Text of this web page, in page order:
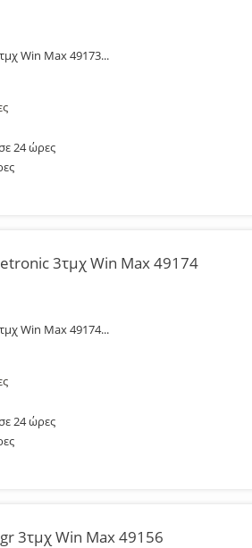
Win Max 49173​...
24 ώρες
3τμχ Win Max 49174
Win Max 49174...
24 ώρες
3τμχ Win Max 49156